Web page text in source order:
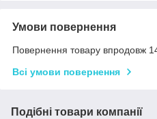
Умови повернення
Повернення товару впродовж
Всі умови повернення
Подібні товари компанії